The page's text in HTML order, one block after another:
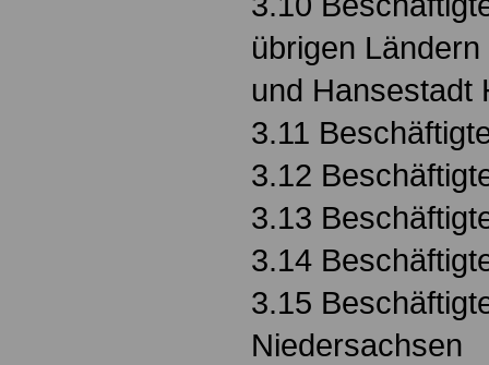
übrigen
und Hansestadt
3.11
3.12
3.13
3.14
3.15
Niedersachsen